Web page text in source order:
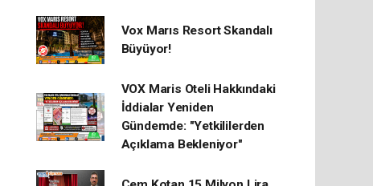
Vox Marıs Resort Skandalı
Büyüyor!
VOX Maris Oteli Hakkındaki
İddialar Yeniden
Gündemde: "Yetkililerden
Açıklama Bekleniyor"